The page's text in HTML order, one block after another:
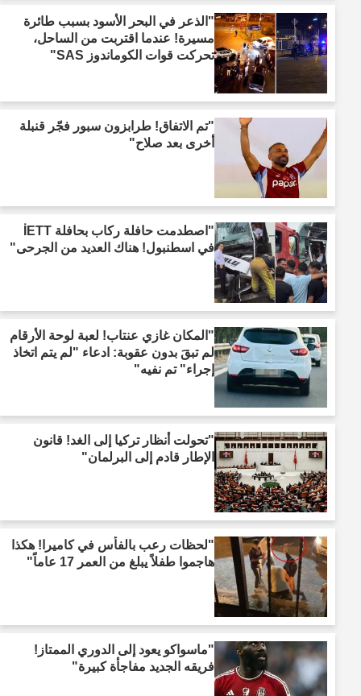
"الذعر في البحر الأسود بسبب طائرة
مسيرة! عندما اقتربت من الساحل،
تحركت قوات الكوماندوز SAS"
"تم الاتفاق! طرابزون سبور فجّر قنبلة
أخرى بعد صلاح"
"اصطدمت حافلة ركاب بحافلة İETT
في اسطنبول! هناك العديد من الجرحى"
"المكان غازي عنتاب! لعبة لوحة الأرقام
لم تبقَ بدون عقوبة: ادعاء "لم يتم اتخاذ
إجراء" تم نفيه"
"تحولت أنظار تركيا إلى الغد! قانون
الإطار قادم إلى البرلمان"
"لحظات رعب بالفأس في كاميرا! هكذا
هاجموا طفلاً يبلغ من العمر 17 عاماً"
"ماسواكو يعود إلى الدوري الممتاز!
فريقه الجديد مفاجأة كبيرة"